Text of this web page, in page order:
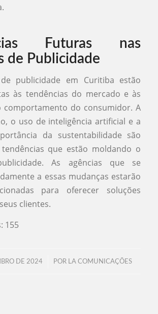
Futuras nas
de Publicidade
publicidade em Curitiba estão
às tendências do mercado e às
comportamento do consumidor. A
o uso de inteligência artificial e a
da sustentabilidade são
que estão moldando o
As agências que se
a essas mudanças estarão
para oferecer soluções
clientes.
155
DE 2024
/ POR LA COMUNICAÇÕES